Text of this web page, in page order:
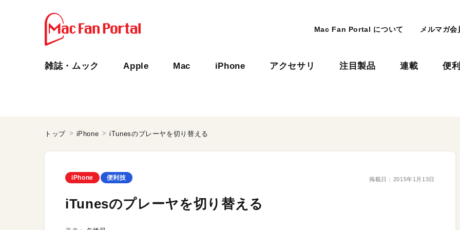
Mac Fan Portal について メルマガ会
雑誌・ムック Apple Mac iPhone アクセサリ 注目製品 連載 便
トップ iPhone iTunesのプレーヤを切り替える
iPhone 便利技 掲載日： 2015年1月13日
iTunesのプレーヤを切り替える